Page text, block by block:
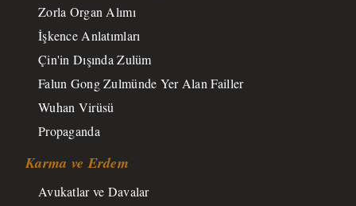
Zorla Organ Alımı
İşkence Anlatımları
Çin'in Dışında Zulüm
Falun Gong Zulmünde Yer Alan Failler
Wuhan Virüsü
Propaganda
Karma ve Erdem
Avukatlar ve Davalar